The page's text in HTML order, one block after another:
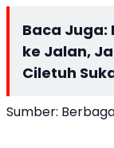
Baca Juga:
ke Jalan,
Ciletuh
Sumber: